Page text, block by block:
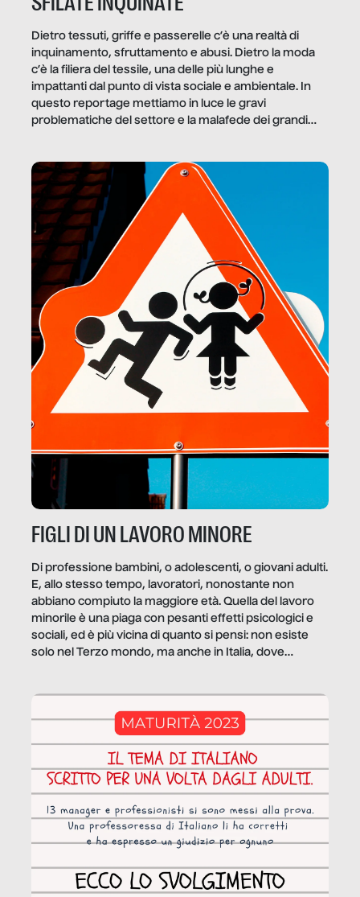
Dietro tessuti, griffe e passerelle c’è una realtà di
inquinamento, sfruttamento e abusi. Dietro la moda
c’è la filiera del tessile, una delle più lunghe e
impattanti dal punto di vista sociale e ambientale. In
questo reportage mettiamo in luce le gravi
problematiche del settore e la malafede dei grandi
FIGLI DI UN LAVORO MINORE
Di professione bambini, o adolescenti, o giovani adulti.
E, allo stesso tempo, lavoratori, nonostante non
abbiano compiuto la maggiore età. Quella del lavoro
minorile è una piaga con pesanti effetti psicologici e
sociali, ed è più vicina di quanto si pensi: non esiste
solo nel Terzo mondo, ma anche in Italia, dove